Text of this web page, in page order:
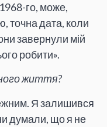
го, може,
точна дата, коли
завернули мій
робити».
життя?
Я залишився
думали, що я не